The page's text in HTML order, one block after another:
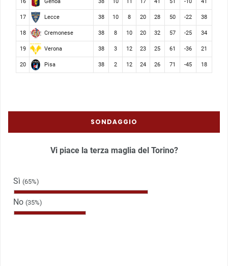
17 Lecce 38 10 8 20 28 50 -22 38
18 Cremonese 38 8 10 20 32 57 -25 34
19 Verona 38 3 12 23 25 61 -36 21
20 Pisa 38 2 12 24 26 71 -45 18
SONDAGGIO
Vi piace la terza maglia del Torino?
Sì (65%)
No (35%)